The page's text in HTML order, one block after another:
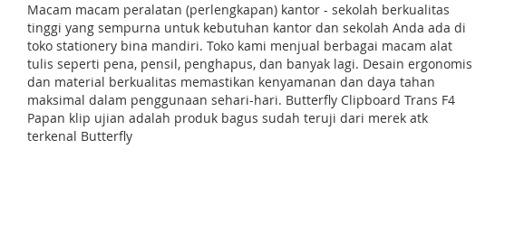
Macam macam peralatan (perlengkapan) kantor - sekolah berkualitas
tinggi yang sempurna untuk kebutuhan kantor dan sekolah Anda ada di
toko stationery bina mandiri. Toko kami menjual berbagai macam alat
tulis seperti pena, pensil, penghapus, dan banyak lagi. Desain ergonomis
dan material berkualitas memastikan kenyamanan dan daya tahan
maksimal dalam penggunaan sehari-hari. Butterfly Clipboard Trans F4
Papan klip ujian adalah produk bagus sudah teruji dari merek atk
terkenal Butterfly